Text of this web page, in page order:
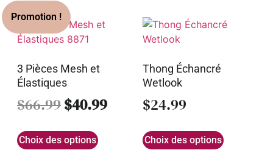
3 Pièces Mesh et
Élastiques
$66.99$40.99
Choix des options
Thong Échancré
Wetlook
$24.99
Choix des options